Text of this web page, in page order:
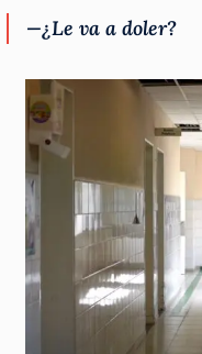
—¿Le va a doler?